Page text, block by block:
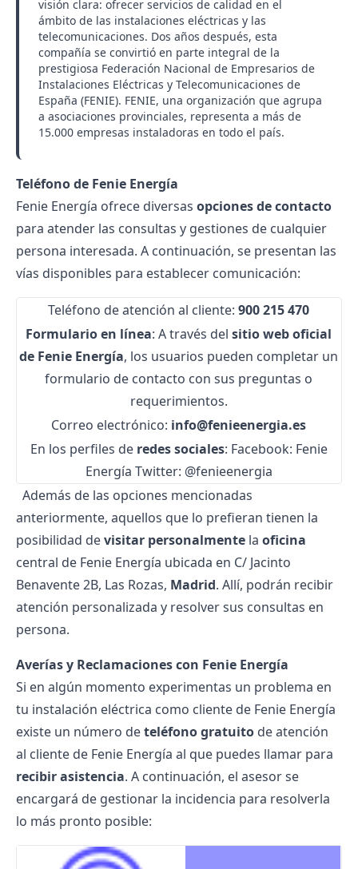
visión clara: ofrecer servicios de calidad en el
ámbito de las instalaciones eléctricas y las
telecomunicaciones. Dos años después, esta
compañía se convirtió en parte integral de la
prestigiosa Federación Nacional de Empresarios de
Instalaciones Eléctricas y Telecomunicaciones de
España (FENIE). FENIE, una organización que agrupa
a asociaciones provinciales, representa a más de
15.000 empresas instaladoras en todo el país.
Teléfono de Fenie Energía
Fenie Energía ofrece diversas opciones de contacto
para atender las consultas y gestiones de cualquier
persona interesada. A continuación, se presentan las
vías disponibles para establecer comunicación:
Teléfono de atención al cliente: 900 215 470
Formulario en línea: A través del sitio web oficial
de Fenie Energía, los usuarios pueden completar un
formulario de contacto con sus preguntas o
requerimientos.
Correo electrónico: info@fenieenergia.es
En los perfiles de redes sociales: Facebook: Fenie
Energía Twitter: @fenieenergia
Además de las opciones mencionadas
anteriormente, aquellos que lo prefieran tienen la
posibilidad devisitar personalmente la oficina
central de Fenie Energía ubicada en C/ Jacinto
Benavente 2B, Las Rozas, Madrid. Allí, podrán recibir
atención personalizada y resolver sus consultas en
persona.
Averías y Reclamaciones con Fenie Energía
Si en algún momento experimentas un problema en
tu instalación eléctrica como cliente de Fenie Energía
existe un número deteléfonogratuito de atención
al cliente de Fenie Energía al que puedes llamar para
recibir asistencia. A continuación, el asesor se
encargará de gestionar la incidencia para resolverla
lo más pronto posible: